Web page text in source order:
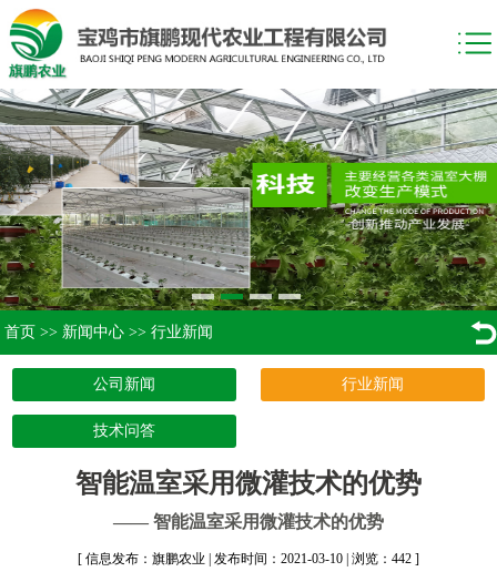
首页 >> 新闻中心 >> 行业新闻
公司新闻 行业新闻
技术问答
智能温室采用微灌技术的优势
—— 智能温室采用微灌技术的优势
[ 信息发布：旗鹏农业 | 发布时间：2021-03-10 | 浏览：442 ]